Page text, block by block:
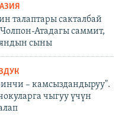
талаптары сакталбай
Атадагы саммит,
сыны
– камсыздандыруу".
чыгуу үчүн